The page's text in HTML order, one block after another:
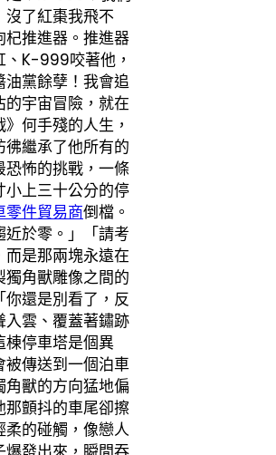
沒了紅棗我飛不
推進器。推進器
、K-999咬著他，
黨餘孽！我會追
宇宙冒險，就在
何手殘的人生，
繼承了他所有的
怖的挑戰，一條
上三十公分的停
零件貿易商倒檔。
於零。」「請考
是那兩塊永遠在
角獸雕像之間的
還是別看了，反
雲、覆蓋著鏽跡
棟停車塔是個異
傳送到一個泊車
獸的方向猛地偏
顫抖的車尾卻擦
的碰觸，像戀人